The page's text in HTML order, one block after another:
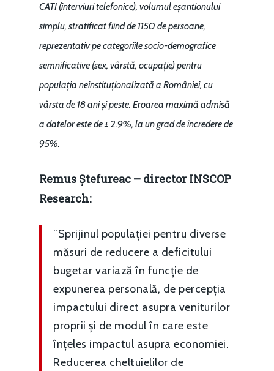
CATI (interviuri telefonice), volumul eșantionului
simplu, stratificat fiind de 1150 de persoane,
reprezentativ pe categoriile socio-demografice
semnificative (sex, vârstă, ocupație) pentru
populația neinstituționalizată a României, cu
vârsta de 18 ani și peste. Eroarea maximă admisă
a datelor este de ± 2.9%, la un grad de încredere de
95%.
Remus Ștefureac – director INSCOP
Research:
”Sprijinul populației pentru diverse
măsuri de reducere a deficitului
bugetar variază în funcție de
expunerea personală, de percepția
impactului direct asupra veniturilor
proprii și de modul în care este
înțeles impactul asupra economiei.
Reducerea cheltuielilor de